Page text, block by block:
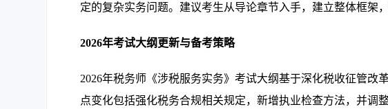
定的复杂实务问题。建议考生从导论章节入手，建立整体框架
2026年考试大纲更新与备考策略
2026年税务师《涉税服务实务》考试大纲基于深化税收征管改
点变化包括强化税务合规相关规定，新增执业检查方法，并调